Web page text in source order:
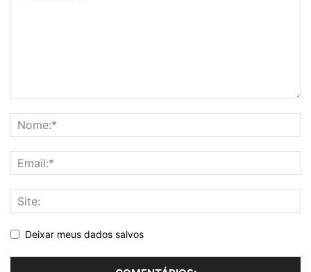
Deixar meus dados salvos